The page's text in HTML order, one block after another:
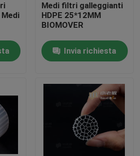
Medi filtri galleggianti
HDPE 25*12MM
BIOMOVER
Invia richiesta